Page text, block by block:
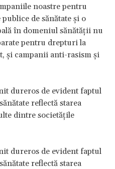
noastre pentru
de sănătate și o
în domeniul sănătății nu
pentru drepturi la
și campanii anti-rasism și
dureros de evident faptul
reflectă starea
dintre societățile
dureros de evident faptul
reflectă starea